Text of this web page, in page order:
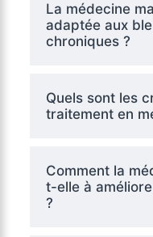
La médecine
adaptée aux
chroniques ?
Quels sont les
traitement en
Comment la
t-elle à
?